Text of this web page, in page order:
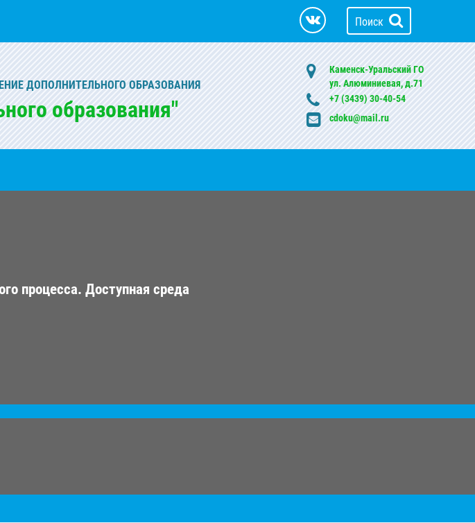
Поиск
ДОПОЛНИТЕЛЬНОГО ОБРАЗОВАНИЯ
образования"
Каменск-Уральский ГО
ул. Алюминиевая, д.71
+7 (3439) 30-40-54
cdoku@mail.ru
процесса. Доступная среда